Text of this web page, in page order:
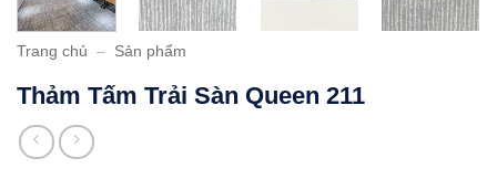
Trang chủ – Sản phẩm
Thảm Tấm Trải Sàn Queen 211